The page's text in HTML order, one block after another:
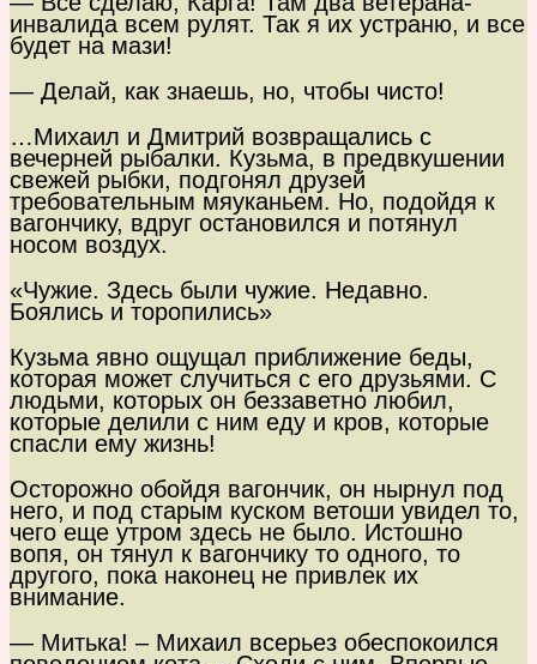
инвалида всем рулят. Так я их устраню, и все
будет на мази!
— Делай, как знаешь, но, чтобы чисто!
…Михаил и Дмитрий возвращались с
вечерней рыбалки. Кузьма, в предвкушении
свежей рыбки, подгонял друзей
требовательным мяуканьем. Но, подойдя к
вагончику, вдруг остановился и потянул
носом воздух.
«Чужие. Здесь были чужие. Недавно.
Боялись и торопились»
Кузьма явно ощущал приближение беды,
которая может случиться с его друзьями. С
людьми, которых он беззаветно любил,
которые делили с ним еду и кров, которые
спасли ему жизнь!
Осторожно обойдя вагончик, он нырнул под
него, и под старым куском ветоши увидел то,
чего еще утром здесь не было. Истошно
вопя, он тянул к вагончику то одного, то
другого, пока наконец не привлек их
внимание.
— Митька! – Михаил всерьез обеспокоился